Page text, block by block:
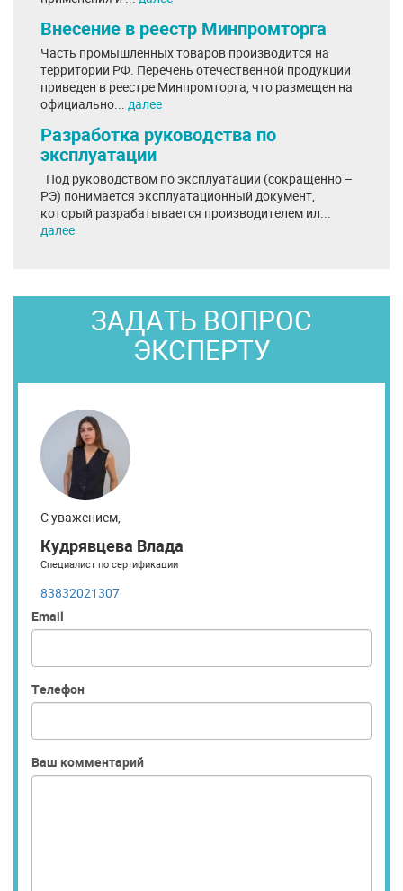
Внесение в реестр Минпромторга
Часть промышленных товаров производится на
территории РФ. Перечень отечественной продукции
приведен в реестре Минпромторга, что размещен на
официально... далее
Разработка руководства по
эксплуатации
Под руководством по эксплуатации (сокращенно –
РЭ) понимается эксплуатационный документ,
который разрабатывается производителем ил...
далее
ЗАДАТЬ ВОПРОС
ЭКСПЕРТУ
С уважением,
Кудрявцева Влада
Специалист по сертификации
83832021307
Email
Телефон
Ваш комментарий